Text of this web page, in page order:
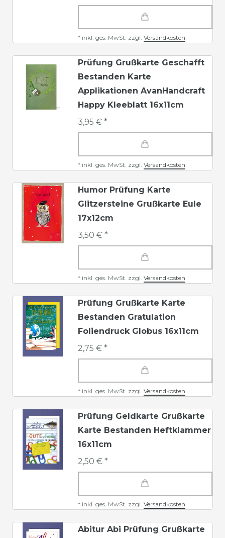
* inkl. ges. MwSt. zzgl. Versandkosten
Prüfung Grußkarte Geschafft
Bestanden Karte
Applikationen AvanHandcraft
Happy Kleeblatt 16x11cm
3,95 € *
* inkl. ges. MwSt. zzgl. Versandkosten
Humor Prüfung Karte
Glitzersteine Grußkarte Eule
17x12cm
3,50 € *
* inkl. ges. MwSt. zzgl. Versandkosten
Prüfung Grußkarte Karte
Bestanden Gratulation
Foliendruck Globus 16x11cm
2,75 € *
* inkl. ges. MwSt. zzgl. Versandkosten
Prüfung Geldkarte Grußkarte
Karte Bestanden Heftklammer
16x11cm
2,50 € *
* inkl. ges. MwSt. zzgl. Versandkosten
Abitur Abi Prüfung Grußkarte